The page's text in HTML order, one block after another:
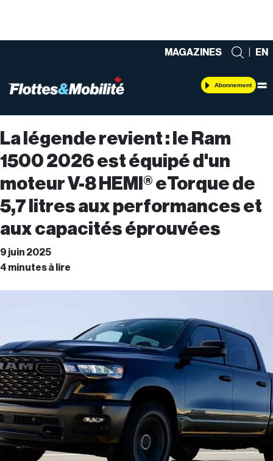
MAGAZINES EN
Abonnement
La légende revient : le Ram
1500 2026 est équipé d'un
moteur V-8 HEMI® eTorque de
5,7 litres aux performances et
aux capacités éprouvées
9 juin 2025
4 minutes à lire